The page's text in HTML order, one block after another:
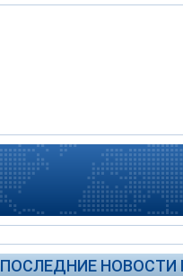
ПОСЛЕДНИЕ НОВОСТИ